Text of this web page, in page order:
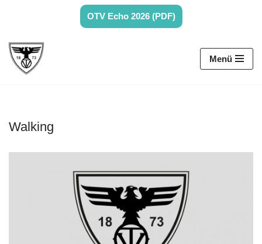
Inhalt
springen
OTV Echo 2026 (PDF)
Menü
Walking